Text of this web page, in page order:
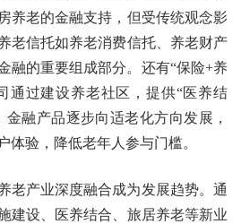
养老的金融支持，但受传统观念影
老信托如养老消费信托、养老财产
融的重要组成部分。还有“保险+养
通过建设养老社区，提供“医养结
融产品逐步向适老化方向发展，
体验，降低老年人参与门槛。
老产业深度融合成为发展趋势。通
建设、医养结合、旅居养老等新业